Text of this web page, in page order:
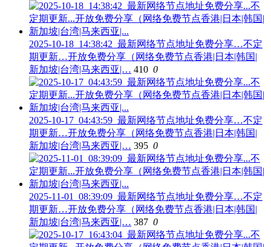
2025-10-18_14:38:42_最新网络节点地址免费分享…不定
期更新…开放免费分享（网络免费节点香港|日本|韩国|
新加坡|台湾|马来西亚|… 410 0
2025-10-17_04:43:59_最新网络节点地址免费分享…不定
期更新…开放免费分享（网络免费节点香港|日本|韩国|
新加坡|台湾|马来西亚|… 395 0
2025-11-01_08:39:09_最新网络节点地址免费分享…不定
期更新…开放免费分享（网络免费节点香港|日本|韩国|
新加坡|台湾|马来西亚|… 387 0